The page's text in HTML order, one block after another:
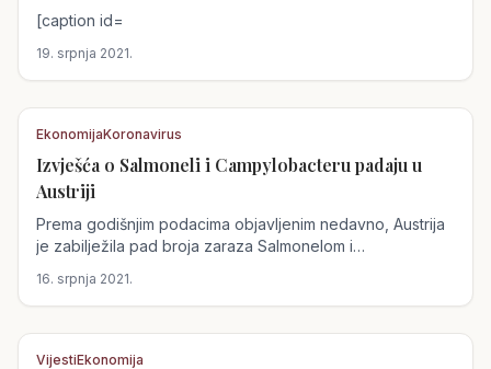
[caption id=
19. srpnja 2021.
Austrija
EkonomijaKoronavirus
Izvješća o Salmoneli i Campylobacteru padaju u
Austriji
Prema godišnjim podacima objavljenim nedavno, Austrija
je zabilježila pad broja zaraza Salmonelom i
16. srpnja 2021.
VijestiEkonomija